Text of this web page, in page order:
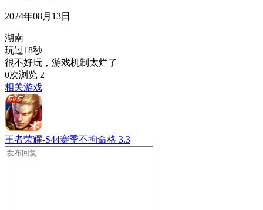
2024年08月13日
湖南
玩过18秒
很不好玩，游戏机制太烂了
0次浏览 2
相关游戏
王者荣耀-S44赛季不拘命格 3.3